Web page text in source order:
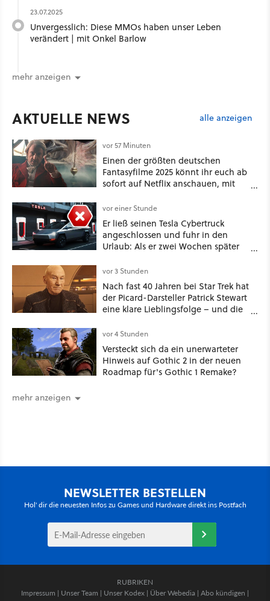
23.07.2025
Unvergesslich: Diese MMOs haben unser Leben
verändert | mit Onkel Barlow
mehr anzeigen
AKTUELLE NEWS alle anzeigen
vor 57 Minuten
Einen der größten deutschen
Fantasyfilme 2025 könnt ihr euch ab
sofort auf Netflix anschauen, mit
vor einer Stunde
Er ließ seinen Tesla Cybertruck
angeschlossen und fuhr in den
Urlaub: Als er zwei Wochen später
mehr an [Best of GameStar]
vor 3 Stunden
Nach fast 40 Jahren bei Star Trek hat
der Picard-Darsteller Patrick Stewart
eine klare Lieblingsfolge – und die
vor 4 Stunden
Versteckt sich da ein unerwarteter
Hinweis auf Gothic 2 in der neuen
Roadmap für's Gothic 1 Remake?
mehr anzeigen
NEWSLETTER BESTELLEN
Hol' dir die neuesten Infos zu Games und Hardware direkt ins Postfach
RUBRIKEN
Impressum | Unser Team | Unser Kodex | Über Webedia | Abo kündigen |